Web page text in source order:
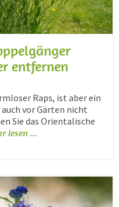
entfernen
Raps, ist aber ein
vor Gärten nicht
Sie das Orientalische
lesen ...